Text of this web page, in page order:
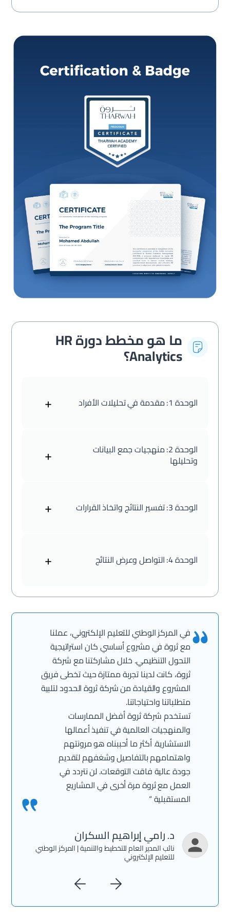
ما هو مخطط دورة HR
Analytics؟
الوحدة 1: مقدمة في تحليلات الأفراد +
الوحدة 2: منهجيات جمع البيانات
وتحليلها +
الوحدة 3: تفسير النتائج واتخاذ القرارات +
الوحدة 4: التواصل وعرض النتائج +
في المركز الوطني للتعليم الإلكتروني، عملنا
مع ثروة في مشروع أساسي كان استراتيجية
التحول التنظيمي. خلال مشاركتنا مع شركة
ثروة، كانت لدينا تجربة ممتازة حيث تخطى فريق
المشروع والقيادة من شركة ثروة الحدود لتلبية
متطلباتنا واحتياجاتنا.
تستخدم شركة ثروة أفضل الممارسات
والمنهجيات العالمية في تنفيذ أعمالها
الاستشارية. أكثر ما أحببناه هو مرونتهم
واهتمامهم بالتفاصيل وشغفهم لتقديم
جودة عالية فاقت التوقعات. لن نتردد في
العمل مع ثروة مرة أخرى في المشاريع
المستقبلية “
د. رامي إبراهيم السكران
نائب المدير العام للتخطيط والتنمية | المركز الوطني
للتعليم الإلكتروني